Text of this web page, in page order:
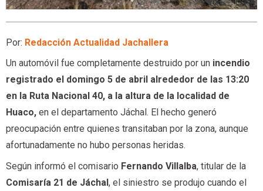
Por: Redacción Actualidad Jachallera
Un automóvil fue completamente destruido por un incendio
registrado el domingo 5 de abril alrededor de las 13:20
en la Ruta Nacional 40, a la altura de la localidad de
Huaco, en el departamento Jáchal. El hecho generó
preocupación entre quienes transitaban por la zona, aunque
afortunadamente no hubo personas heridas.
Según informó el comisario Fernando Villalba, titular de la
Comisaría 21 de Jáchal, el siniestro se produjo cuando el